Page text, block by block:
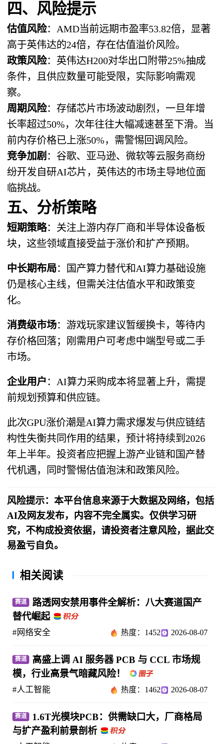
四、风险提示
估值风险：AMD当前远期市盈率53.82倍，显著
高于英伟达的24倍，存在估值溢价风险。
政策风险：英伟达H200对华出口附带25%抽成
条件，且供应数量可能受限，实际影响需观
察。
周期风险：存储芯片市场波动剧烈，一旦年增
长率超过50%，次年往往大幅减速甚至下滑。当
前内存价格已上涨50%，需警惕回调风险。
竞争加剧 ：谷歌、亚马逊、微软等云服务商纷
纷开发自研AI芯片，英伟达的市场主导地位面
临挑战。
五、分析策略
短期策略：关注上游内存厂商和半导体设备板
块，这些领域直接受益于涨价和扩产预期。
中长期布局：国产算力替代和AI算力基础设施
仍是核心主线，但需关注估值水平和政策变
化。
消费级市场：游戏玩家建议暂缓换卡，等待内
存价格回落；刚需用户可考虑中端型号或二手
市场。
企业用户 ：AI算力采购成本将显著上升，需提
前规划预算和供应链。
此次GPU涨价潮是AI算力需求爆发与供应链结
构性失衡共同作用的结果，预计将持续到2026
年上半年。投资者应把握上游产业链和国产替
代机遇，同时警惕估值泡沫和政策风险。
风险提示：本平台信息来源于大数据及网络，包括
AI及网友发布，内容不完全属实。仅供学习研
究，不构成投资依据，请投资者注意风险，据此交
易盈亏自负。
相关阅读
赛道
路透网安禁用事件全解析：八大赛道国产
替代崛起
#网络安全 热度：1452 2026-08-07
赛道
高盛上调 AI 服务器 PCB 与 CCL 市场规
模，行业高景气暗藏风险！
#人工智能 热度：1462 2026-08-07
赛道
1.6T光模块PCB：供需缺口大，厂商格局
与扩产盈利前景剖析